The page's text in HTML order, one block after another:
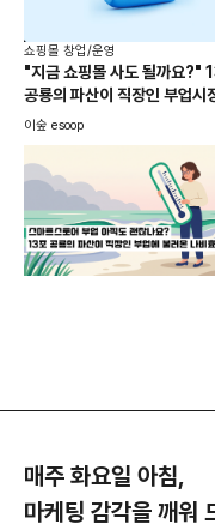
쇼핑몰 창업/운영
"지금 쇼핑몰 사도 될까요?"
공룡의 파산이 직장인 부업시
불러온 나비효과
이숲 esoop
매주 화요일 아침,
마케팅 감각을 깨워